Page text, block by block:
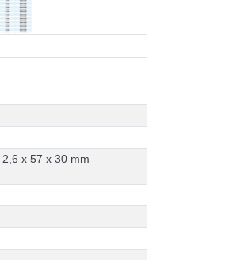
2,6 x 57 x 30 mm